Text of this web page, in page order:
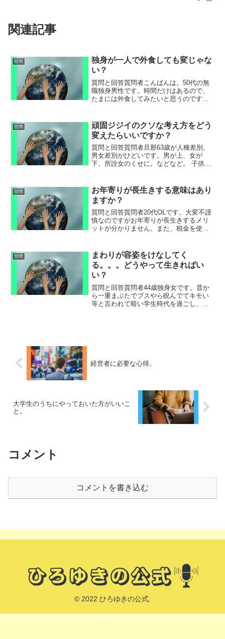
関連記事
世間
独身が一人で外食しても変じゃな
い？
質問と回答質問者こんばんは。50代の無
職独身男性です。時間だけはあるので、
たまには外食してみたいと思うのです
ないでしょうか。時々、カップルや、夫
婦づれに、馬鹿にされてい...
世間
頑固ジジイのクソな考え方をどう
変えたらいいですか？
質問と回答質問者旦那63歳が人種差別、
男女差別がひどいです。男が上、女が
下、所詮女のくせに。などなど。 子供が
に。ストレスにより過呼吸になり2回救急
搬送されました。旦...
世間
お年寄りが長生きする意味はあり
ますか？
質問と回答質問者20代OLです。大変不謹
慎なのですがお年寄りが長生きするメリ
ットが分かりません。また、税金を使っ
生きする意味はありますか？ひろゆきお
年寄りは自分自身は死に...
世間
まわりが容姿をけなしてく
る。。。どうやって生きればい
い？
質問と回答質問者44歳独身女です。昔か
ら一重まぶたでブスやら睨んでてキモい
等と言われて暗い学生時代を過ごし、会
経営者に必要な心得。
大学生のうちにやっておいた方がいいこ
と。
コメント
コメントを書き込む
© 2022 ひろゆきの公式.